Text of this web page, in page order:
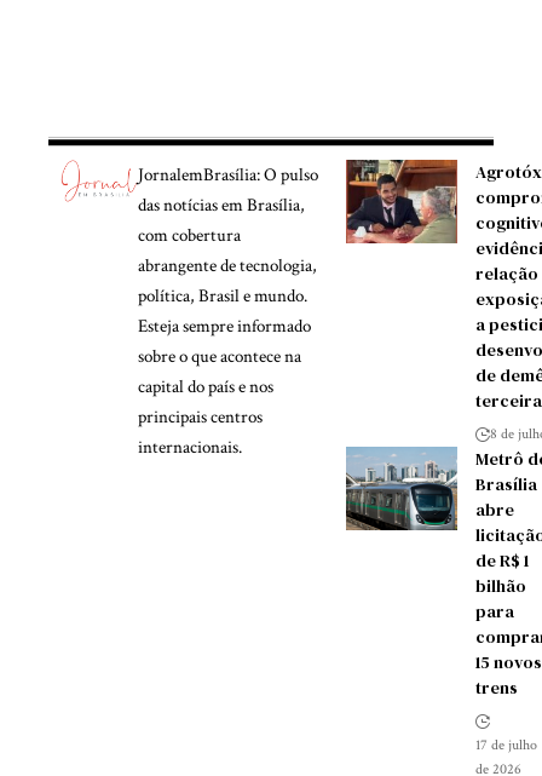
JornalemBrasília: O pulso
das notícias em Brasília,
com cobertura
abrangente de tecnologia,
política, Brasil e mundo.
Esteja sempre informado
sobre o que acontece na
capital do país e nos
principais centros
internacionais.
a
de
8 de
Metrô
Brasília
abre
de R$ 1
bilhão
para
15 novos
trens
17 de julho
de 2026